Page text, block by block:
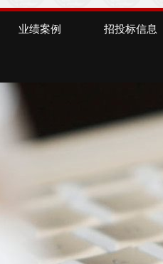
业绩案例 招投标信息